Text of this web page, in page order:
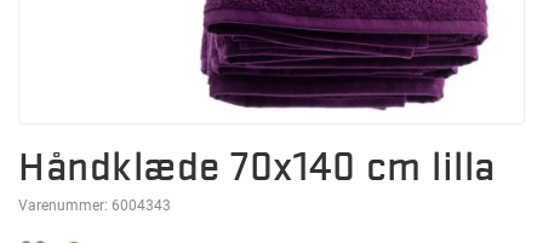
Håndklæde 70x140 cm lilla
Varenummer: 6004343